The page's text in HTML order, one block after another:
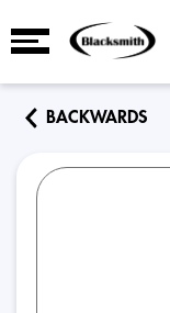
BACKWARDS